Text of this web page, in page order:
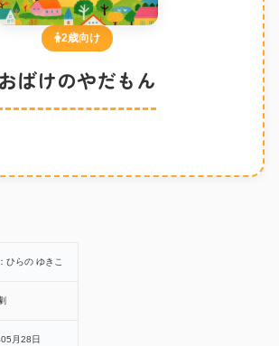
2歳向け
おばけのやだもん
ひらの ゆきこ
月28日